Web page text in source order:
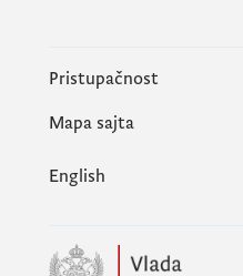
Pristupačnost
Mapa sajta
English